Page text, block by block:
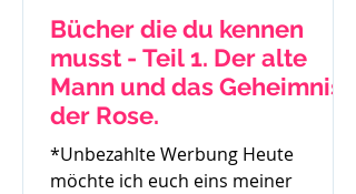
Bücher die du kennen
musst - Teil 1. Der alte
Mann und das Geheimnis
der Rose.
*Unbezahlte Werbung Heute
möchte ich euch eins meiner